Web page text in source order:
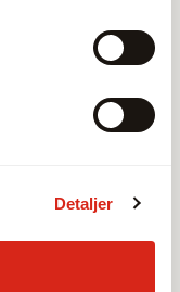
Detaljer